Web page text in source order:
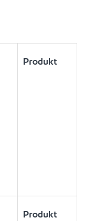
Produkt
Produkt